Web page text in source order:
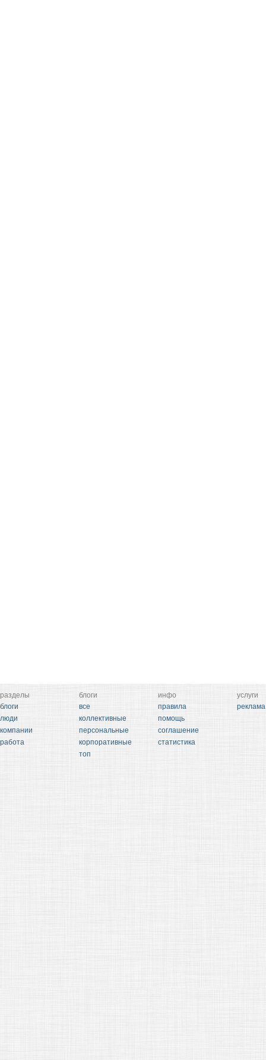
разделы
блоги
люди
компании
работа
блоги
все
коллективные
персональные
корпоративные
топ
инфо
правила
помощь
соглашение
статистика
услуги
реклама